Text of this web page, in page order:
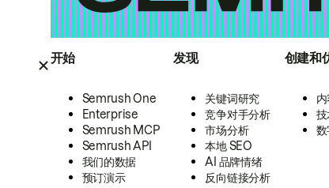
开始
Semrush One
Enterprise
Semrush MCP
Semrush API
我们的数据
预订演示
发现
关键词研究
竞争对手分析
市场分析
本地 SEO
AI 品牌情绪
反向链接分析
创建和